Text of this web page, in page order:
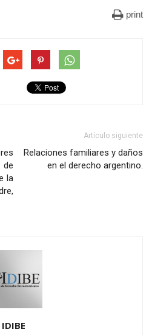
print
de
la
Artículo siguiente
Relaciones familiares y daños
en el derecho argentino.
IDIBE